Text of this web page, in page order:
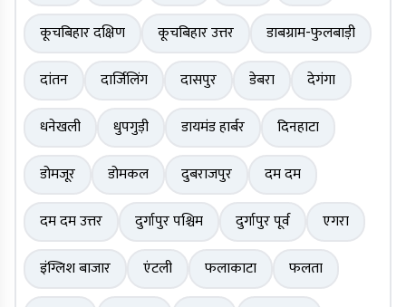
कूचबिहार दक्षिण
कूचबिहार उत्तर
डाबग्राम-फुलबाड़ी
दांतन
दार्जिलिंग दासपुर डेबरा
देगंगा
धनेखली
धुपगुड़ी डायमंड हार्बर
दिनहाटा
डोमजूर
डोमकल दुबराजपुर
दम दम
दम दम उत्तर
दुर्गापुर पश्चिम दुर्गापुर पूर्व
एगरा
इंग्लिश बाजार
एंटली फलाकाटा
फलता